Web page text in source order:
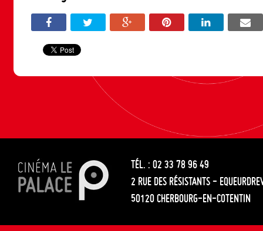
TÉL. : 02 33 78 96 49
2 RUE DES RÉSISTANTS -
50120 CHERBOURG-EN-COTENTIN